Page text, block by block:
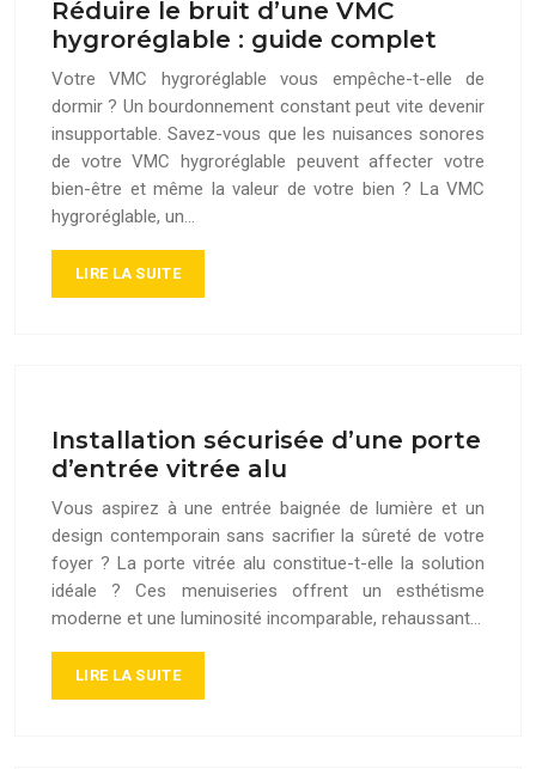
Réduire le bruit d’une VMC
hygroréglable : guide complet
Votre VMC hygroréglable vous empêche-t-elle de
dormir ? Un bourdonnement constant peut vite devenir
insupportable. Savez-vous que les nuisances sonores
de votre VMC hygroréglable peuvent affecter votre
bien-être et même la valeur de votre bien ? La VMC
hygroréglable, un…
LIRE LA SUITE
Installation sécurisée d’une porte
d’entrée vitrée alu
Vous aspirez à une entrée baignée de lumière et un
design contemporain sans sacrifier la sûreté de votre
foyer ? La porte vitrée alu constitue-t-elle la solution
idéale ? Ces menuiseries offrent un esthétisme
moderne et une luminosité incomparable, rehaussant…
LIRE LA SUITE